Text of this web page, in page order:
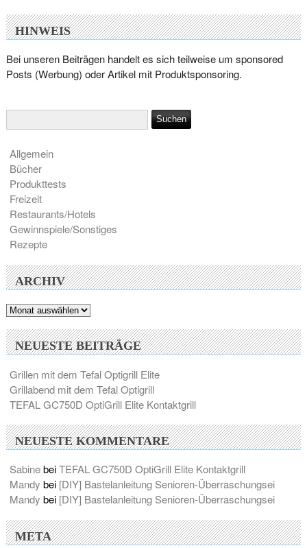
HINWEIS
Bei unseren Beiträgen handelt es sich teilweise um sponsored
Posts (Werbung) oder Artikel mit Produktsponsoring.
Allgemein
Bücher
Produkttests
Freizeit
Restaurants/Hotels
Gewinnspiele/Sonstiges
Rezepte
ARCHIV
Archiv
NEUESTE BEITRÄGE
Grillen mit dem Tefal Optigrill Elite
Grillabend mit dem Tefal Optigrill
TEFAL GC750D OptiGrill Elite Kontaktgrill
NEUESTE KOMMENTARE
SabinebeiTEFAL GC750D OptiGrill Elite Kontaktgrill
Mandy bei [DIY] Bastelanleitung Senioren-Überraschungsei
Mandy bei [DIY] Bastelanleitung Senioren-Überraschungsei
META